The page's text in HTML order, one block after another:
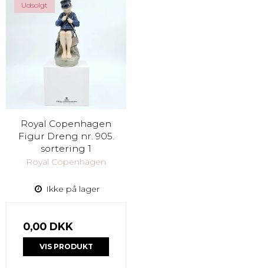
Udsolgt
Royal Copenhagen
Figur Dreng nr. 905.
sortering 1
Royal Copenhagen
Ikke på lager
0,00 DKK
VIS PRODUKT